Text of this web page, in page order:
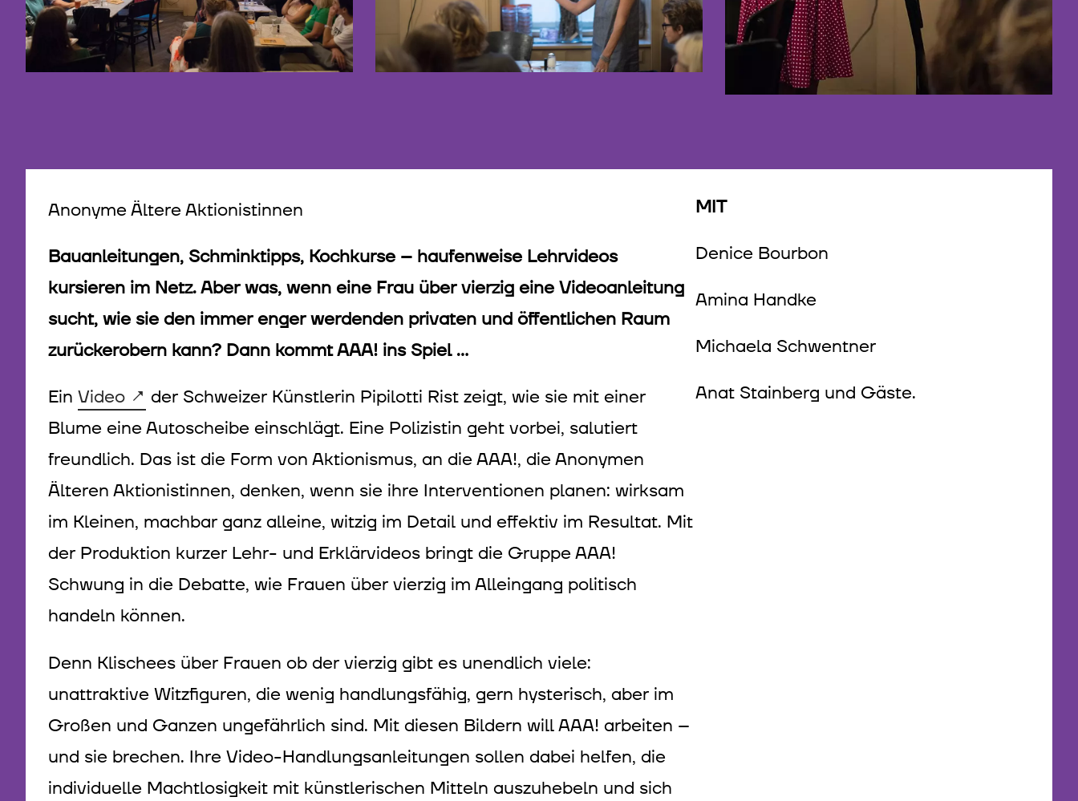
Anonyme Ältere Aktionistinnen
Bauanleitungen, Schminktipps, Kochkurse – haufenweise Lehrvideos
kursieren im Netz. Aber was, wenn eine Frau über vierzig eine Videoanleitung
sucht, wie sie den immer enger werdenden privaten und öffentlichen Raum
zurückerobern kann? Dann kommt AAA! ins Spiel …
Ein Video
der Schweizer Künstlerin Pipilotti Rist zeigt, wie sie mit einer
Blume eine Autoscheibe einschlägt. Eine Polizistin geht vorbei, salutiert
freundlich. Das ist die Form von Aktionismus, an die AAA!, die Anonymen
Älteren Aktionistinnen, denken, wenn sie ihre Interventionen planen: wirksam
im Kleinen, machbar ganz alleine, witzig im Detail und effektiv im Resultat. Mit
der Produktion kurzer Lehr- und Erklärvideos bringt die Gruppe AAA!
Schwung in die Debatte, wie Frauen über vierzig im Alleingang politisch
handeln können.
Denn Klischees über Frauen ob der vierzig gibt es unendlich viele:
unattraktive Witzfiguren, die wenig handlungsfähig, gern hysterisch, aber im
Großen und Ganzen ungefährlich sind. Mit diesen Bildern will AAA! arbeiten –
und sie brechen. Ihre Video-Handlungsanleitungen sollen dabei helfen, die
individuelle Machtlosigkeit mit künstlerischen Mitteln auszuhebeln und sich
MIT
Denice Bourbon
Amina Handke
Michaela Schwentner
Anat Stainberg und Gäste.